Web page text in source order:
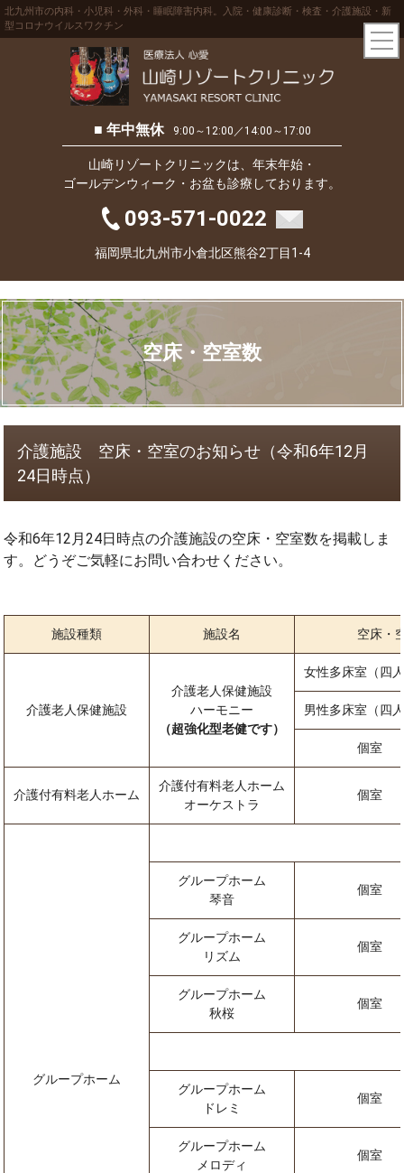
北九州市の内科・小児科・外科・睡眠障害内科。入院・健康診断・検査・介護施設・新
型コロナウイルスワクチン
■ 年中無休 9:00～12:00／14:00～17:00
山崎リゾートクリニックは、年末年始・
ゴールデンウィーク・お盆も診療しております。
093-571-0022
福岡県北九州市小倉北区熊谷2丁目1-4
空床・空室数
介護施設 空床・空室のお知らせ（令和6年12月
24日時点）
令和6年12月24日時点の介護施設の空床・空室数を掲載しま
す。どうぞご気軽にお問い合わせください。
施設種類 施設名 空床・
介護老人保健施設
介護老人保健施設
ハーモニー
（超強化型老健です）
女性多床室（四
男性多床室（四
個室
介護付有料老人ホーム
介護付有料老人ホーム
オーケストラ
個室
グループホーム
グループホーム
琴音
個室
グループホーム
リズム
個室
グループホーム
秋桜
個室
グループホーム
ドレミ
個室
グループホーム
メロディ
個室